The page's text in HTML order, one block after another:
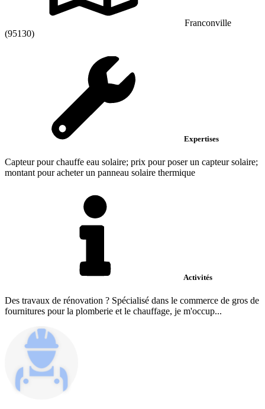
Franconville
(95130)
Expertises
Capteur pour chauffe eau solaire; prix pour poser un capteur solaire;
montant pour acheter un panneau solaire thermique
Activités
Des travaux de rénovation ? Spécialisé dans le commerce de gros de
fournitures pour la plomberie et le chauffage, je m'occup...